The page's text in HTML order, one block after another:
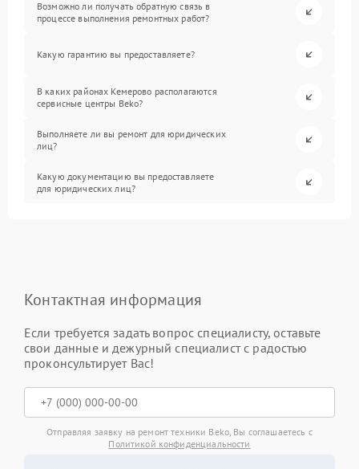
Возможно ли получать обратную связь в
процессе выполнения ремонтных работ?
Какую гарантию вы предоставляете?
В каких районах Кемерово располагаются
сервисные центры Beko?
Выполняете ли вы ремонт для юридических
лиц?
Какую документацию вы предоставляете
для юридических лиц?
Контактная информация
Если требуется задать вопрос специалисту, оставьте
свои данные и дежурный специалист с радостью
проконсультирует Вас!
Отправляя заявку на ремонт техники Beko, Вы соглашаетесь с
Политикой конфиденциальности